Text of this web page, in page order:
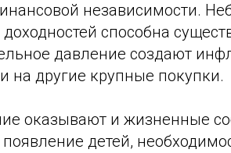
независимости.
способна
давление создают
на другие крупные покупки.
оказывают и жизненные
детей,